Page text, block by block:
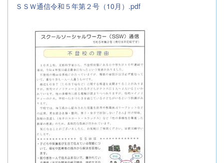
ＳＳＷ通信令和５年第２号（10月）.pdf